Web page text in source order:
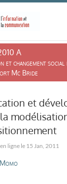
A
et changement
Mc Bride
et
15 Jan, 2011